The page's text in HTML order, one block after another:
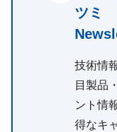
ツミ
技術情
目製品
ント情
得なキ